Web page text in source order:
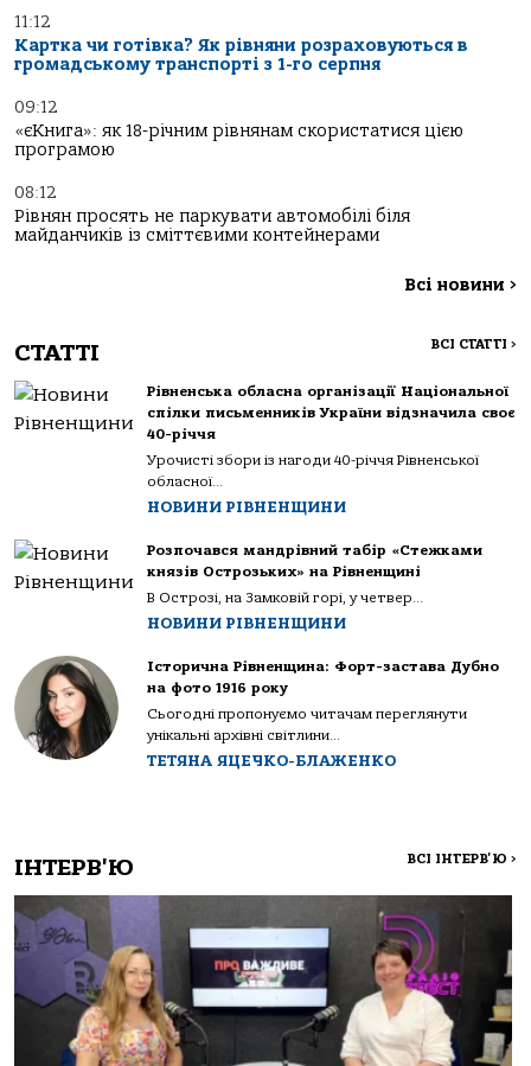
11:12
Картка чи готівка? Як рівняни розраховуються в
громадському транспорті з 1-го серпня
09:12
«єКнига»: як 18-річним рівнянам скористатися цією
програмою
08:12
Рівнян просять не паркувати автомобілі біля
майданчиків із сміттєвими контейнерами
Всі новини >
СТАТТІ ВСІ СТАТТІ >
Рівненська обласна організації Національної
спілки письменників України відзначила своє
40-річчя
Урочисті збори із нагоди 40-річчя Рівненської
обласної...
НОВИНИ РІВНЕНЩИНИ
Розпочався мандрівний табір «Стежками
князів Острозьких» на Рівненщині
В Острозі, на Замковій горі, у четвер...
НОВИНИ РІВНЕНЩИНИ
Історична Рівненщина: Форт-застава Дубно
на фото 1916 року
Сьогодні пропонуємо читачам переглянути
унікальні архівні світлини...
ТЕТЯНА ЯЦЕЧКО-БЛАЖЕНКО
ІНТЕРВ'Ю ВСІ ІНТЕРВ'Ю >